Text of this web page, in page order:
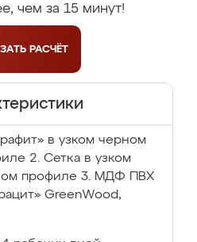
чем за 15 минут!
РАСЧЁТ
в узком черном
2. Сетка в узком
профиле 3. МДФ ПВХ
GreenWood,